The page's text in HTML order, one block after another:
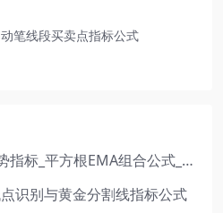
笔线段买卖点指标公式
文华财经K线变色趋势指标_平方根EMA组合公式_红绿波段操盘指标源码
识别与黄金分割线指标公式